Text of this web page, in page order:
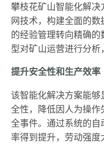
攀枝花矿山智能化解
网技术，构建全面的
的经验管理转向精确
型对矿山运营进行分析
提升安全性和生产效率
该智能化解决方案能
全性，降低因人为操
全事件。通过系统的
率得到提升，劳动强度